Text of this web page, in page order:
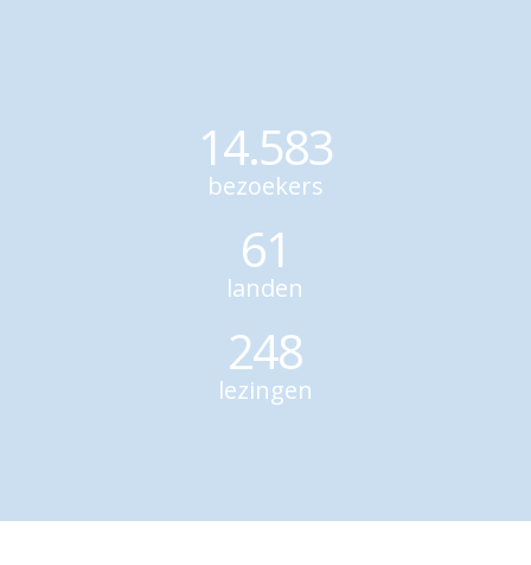
14.583
bezoekers
61
landen
248
lezingen